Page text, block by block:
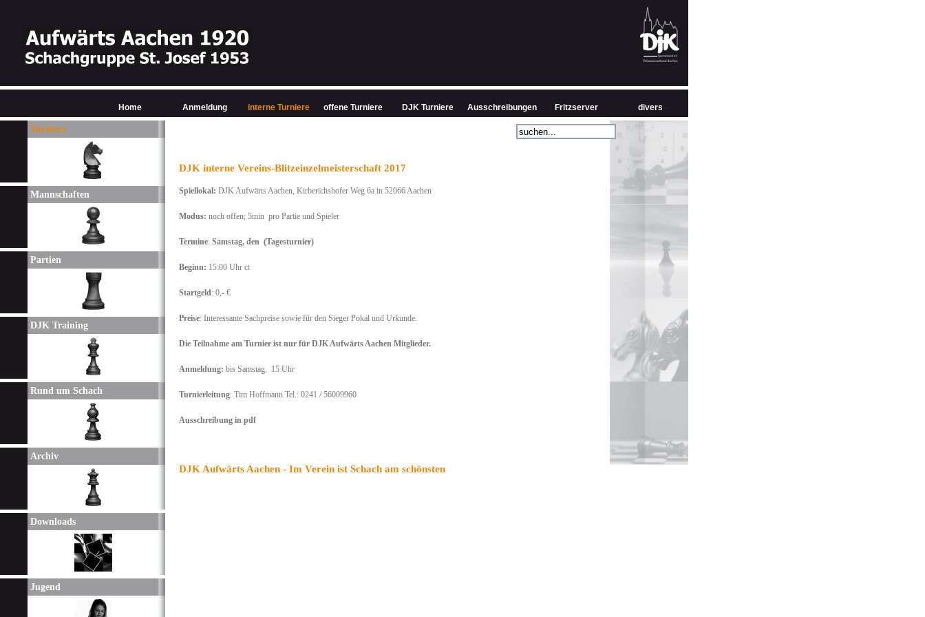
Turniere
Mannschaften
Partien
DJK Training
Rund um Schach
Archiv
Downloads
Jugend
DJK interne Vereins-Blitzeinzelmeisterschaft 2017
Spiellokal: DJK Aufwärts Aachen, Kirberichshofer Weg 6a in 52066 Aachen
Modus: noch offen; 5min pro Partie und Spieler
Termine: Samstag, den (Tagesturnier)
Beginn: 15:00 Uhr ct
Startgeld: 0,- €
Preise: Interessante Sachpreise sowie für den Sieger Pokal und Urkunde.
Die Teilnahme am Turnier ist nur für DJK Aufwärts Aachen Mitglieder.
Anmeldung: bis Samstag, 15 Uhr
Turnierleitung: Tim Hoffmann Tel.: 0241 / 56009960
Ausschreibung in pdf
DJK Aufwärts Aachen - Im Verein ist Schach am schönsten
Home Anmeldung interne Turniere offene Turniere DJK Turniere Ausschreibungen Fritzserver divers